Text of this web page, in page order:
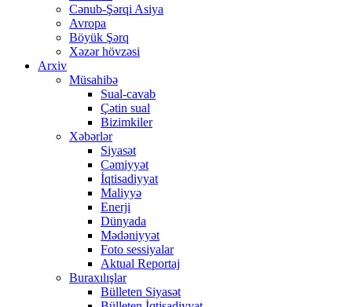
Cənub-Şərqi Asiya
Avropa
Böyük Şərq
Xəzər hövzəsi
Arxiv
Müsahibə
Sual-cavab
Çətin sual
Bizimkiler
Xəbərlər
Siyasət
Cəmiyyət
İqtisadiyyat
Maliyyə
Enerji
Dünyada
Mədəniyyət
Foto sessiyalar
Aktual Reportaj
Buraxılışlar
Bülleten Siyasət